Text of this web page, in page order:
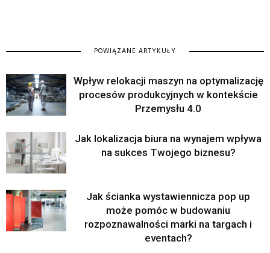
POWIĄZANE ARTYKUŁY
Wpływ relokacji maszyn na optymalizację
procesów produkcyjnych w kontekście
Przemysłu 4.0
Jak lokalizacja biura na wynajem wpływa
na sukces Twojego biznesu?
Jak ścianka wystawiennicza pop up
może pomóc w budowaniu
rozpoznawalności marki na targach i
eventach?